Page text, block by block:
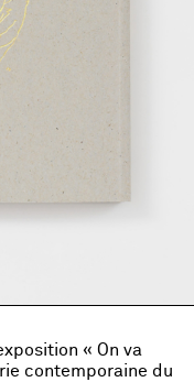
« On va
contemporaine du